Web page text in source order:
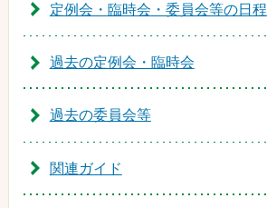
定例会・臨時会・委員会等の日程
過去の定例会・臨時会
過去の委員会等
関連ガイド